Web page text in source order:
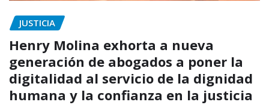
JUSTICIA
Henry Molina exhorta a nueva
generación de abogados a poner la
digitalidad al servicio de la dignidad
humana y la confianza en la justicia